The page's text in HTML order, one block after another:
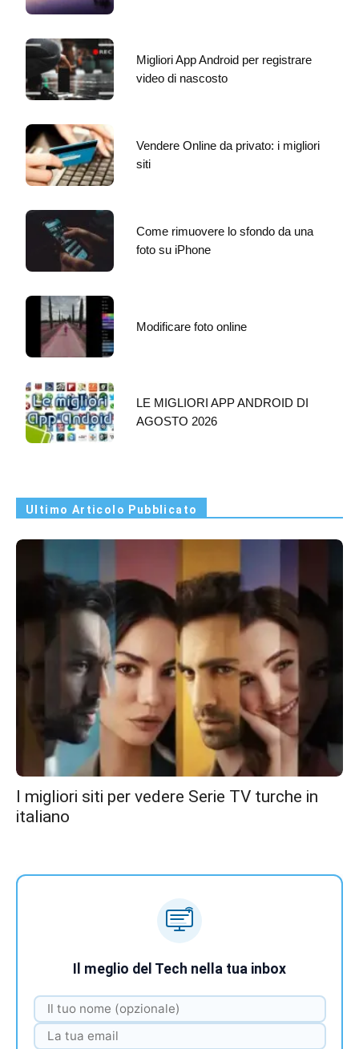
Migliori App Android per registrare
video di nascosto
Vendere Online da privato: i migliori
siti
Come rimuovere lo sfondo da una
foto su iPhone
Modificare foto online
LE MIGLIORI APP ANDROID DI
AGOSTO 2026
Ultimo Articolo Pubblicato
I migliori siti per vedere Serie TV turche in
italiano
Il meglio del Tech nella tua inbox